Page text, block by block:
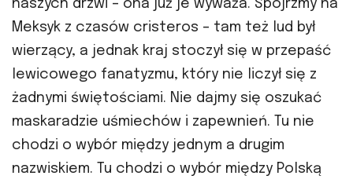
naszych drzwi – ona już je wyważa. Spójrzmy na
Meksyk z czasów cristeros – tam też lud był
wierzący, a jednak kraj stoczył się w przepaść
lewicowego fanatyzmu, który nie liczył się z
żadnymi świętościami. Nie dajmy się oszukać
maskaradzie uśmiechów i zapewnień. Tu nie
chodzi o wybór między jednym a drugim
nazwiskiem. Tu chodzi o wybór między Polską